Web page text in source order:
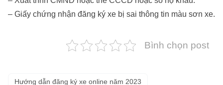
– Giấy chứng nhận đăng ký xe bị sai thông tin màu sơn xe.
Bình chọn post
Hướng dẫn đăng ký xe online năm 2023